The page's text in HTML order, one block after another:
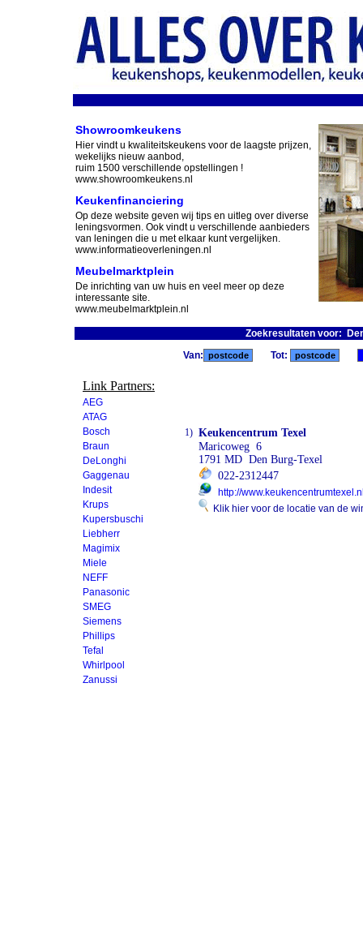
Showroomkeukens
Hier vindt u kwaliteitskeukens voor de laagste prijzen,
wekelijks nieuw aanbod,
ruim 1500 verschillende opstellingen !
www.showroomkeukens.nl
Keukenfinanciering
Op deze website geven wij tips en uitleg over diverse
leningsvormen. Ook vindt u verschillende aanbieders
van leningen die u met elkaar kunt vergelijken.
www.informatieoverleningen.nl
Meubelmarktplein
De inrichting van uw huis en veel meer op deze
interessante site.
www.meubelmarktplein.nl
Zoekresultaten voor:
Link Partners:
AEG
ATAG
Bosch
Braun
DeLonghi
Gaggenau
Indesit
Krups
Kupersbuschi
Liebherr
Magimix
Miele
NEFF
Panasonic
SMEG
Siemens
Phillips
Tefal
Whirlpool
Zanussi
Van: Tot:
1) Keukencentrum Texel
Maricoweg 6
1791 MD Den Burg-Texel
022-2312447
http://
Klik hier voor de locatie van de